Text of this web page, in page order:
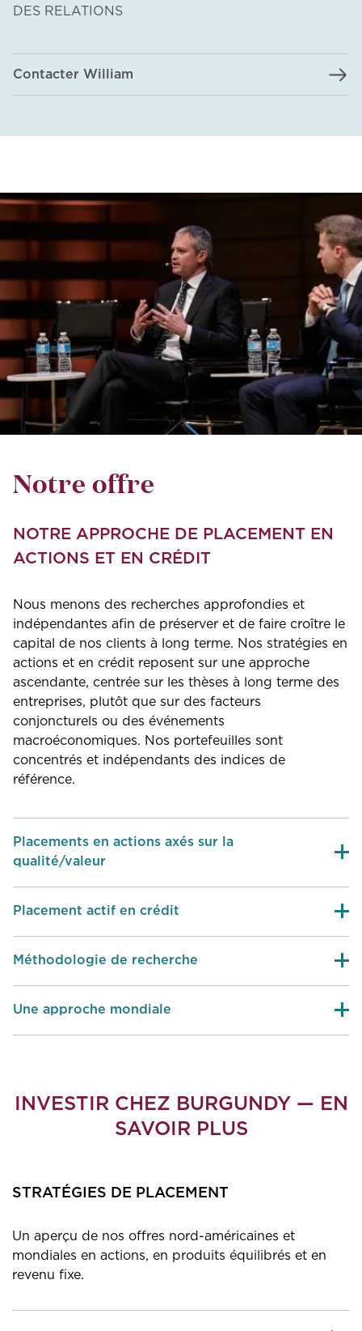
DES RELATIONS
Contacter William
Notre offre
NOTRE APPROCHE DE PLACEMENT EN
ACTIONS ET EN CRÉDIT
Nous menons des recherches approfondies et
indépendantes afin de préserver et de faire croître le
capital de nos clients à long terme. Nos stratégies en
actions et en crédit reposent sur une approche
ascendante, centrée sur les thèses à long terme des
entreprises, plutôt que sur des facteurs
conjoncturels ou des événements
macroéconomiques. Nos portefeuilles sont
concentrés et indépendants des indices de
référence.
Placements en actions axés sur la
qualité/valeur
Placement actif en crédit
Méthodologie de recherche
Une approche mondiale
INVESTIR CHEZ BURGUNDY — EN
SAVOIR PLUS
STRATÉGIES DE PLACEMENT
Un aperçu de nos offres nord-américaines et
mondiales en actions, en produits équilibrés et en
revenu fixe.